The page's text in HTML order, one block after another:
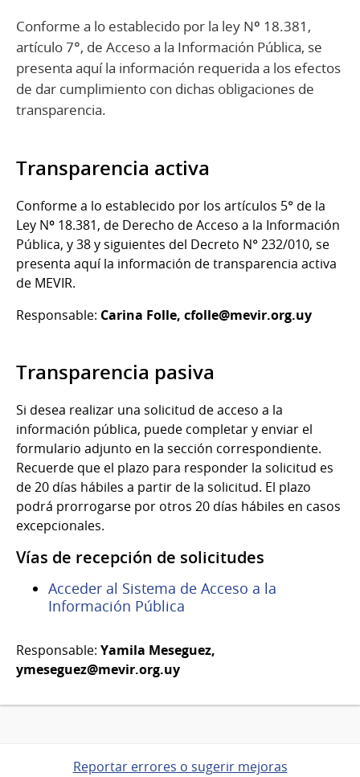
Conforme a lo establecido por la ley Nº 18.381,
artículo 7°, de Acceso a la Información Pública, se
presenta aquí la información requerida a los efectos
de dar cumplimiento con dichas obligaciones de
transparencia.
Transparencia activa
Conforme a lo establecido por los artículos 5° de la
Ley Nº 18.381, de Derecho de Acceso a la Información
Pública, y 38 y siguientes del Decreto N° 232/010, se
presenta aquí la información de transparencia activa
de MEVIR.
Responsable: Carina Folle, cfolle@mevir.org.uy
Transparencia pasiva
Si desea realizar una solicitud de acceso a la
información pública, puede completar y enviar el
formulario adjunto en la sección correspondiente.
Recuerde que el plazo para responder la solicitud es
de 20 días hábiles a partir de la solicitud. El plazo
podrá prorrogarse por otros 20 días hábiles en casos
excepcionales.
Vías de recepción de solicitudes
Acceder al Sistema de Acceso a la
Información Pública
Responsable: Yamila Meseguez,
ymeseguez@mevir.org.uy
Reportar errores o sugerir mejoras